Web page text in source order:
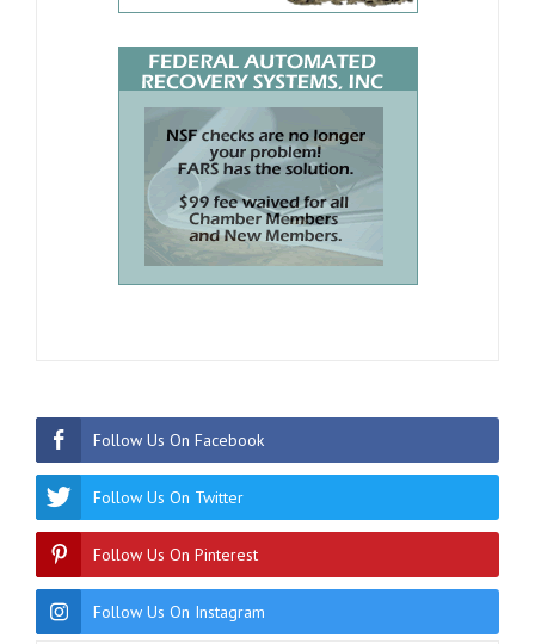
Follow Us On Facebook
Follow Us On Twitter
Follow Us On Pinterest
Follow Us On Instagram